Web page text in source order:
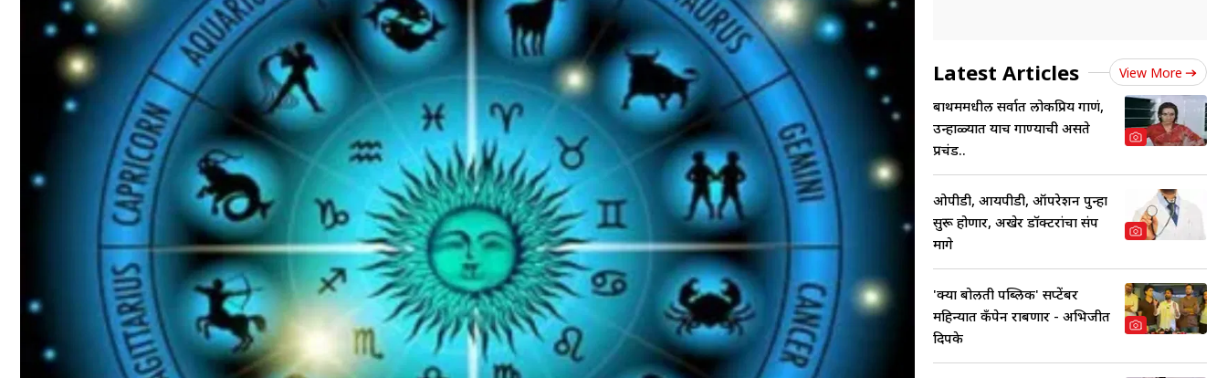
Latest Articles View More
बाथरुममधील सर्वात लोकप्रिय गाणं,
उन्हाळ्यात याच गाण्याची असते
प्रचंड..
ओपीडी, आयपीडी, ऑपरेशन पुन्हा
सुरू होणार, अखेर डॉक्टरांचा संप
मागे
'क्या बोलती पब्लिक' सप्टेंबर
महिन्यात कँपेन राबणार - अभिजीत
दिपके